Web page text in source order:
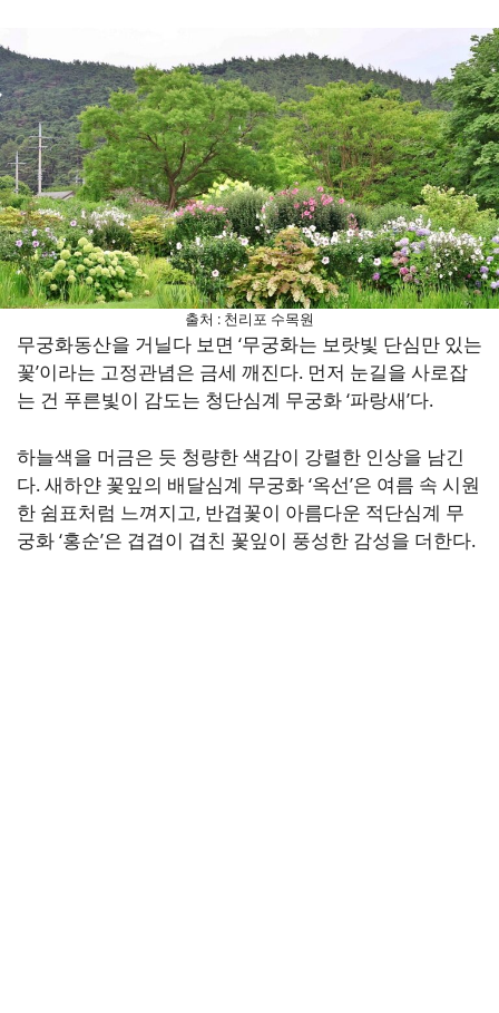
출처 : 천리포 수목원
무궁화동산을 거닐다 보면 ‘무궁화는 보랏빛 단심만 있는
꽃’이라는 고정관념은 금세 깨진다. 먼저 눈길을 사로잡
는 건 푸른빛이 감도는 청단심계 무궁화 ‘파랑새’다.
하늘색을 머금은 듯 청량한 색감이 강렬한 인상을 남긴
다. 새하얀 꽃잎의 배달심계 무궁화 ‘옥선’은 여름 속 시원
한 쉼표처럼 느껴지고, 반겹꽃이 아름다운 적단심계 무
궁화 ‘홍순’은 겹겹이 겹친 꽃잎이 풍성한 감성을 더한다.